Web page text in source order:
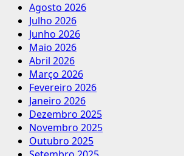
Agosto 2026
Julho 2026
Junho 2026
Maio 2026
Abril 2026
Março 2026
Fevereiro 2026
Janeiro 2026
Dezembro 2025
Novembro 2025
Outubro 2025